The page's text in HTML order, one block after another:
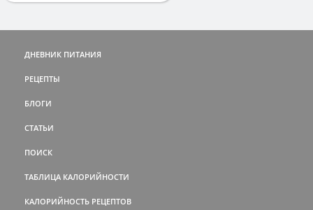
ДНЕВНИК ПИТАНИЯ
РЕЦЕПТЫ
БЛОГИ
СТАТЬИ
ПОИСК
ТАБЛИЦА КАЛОРИЙНОСТИ
КАЛОРИЙНОСТЬ РЕЦЕПТОВ